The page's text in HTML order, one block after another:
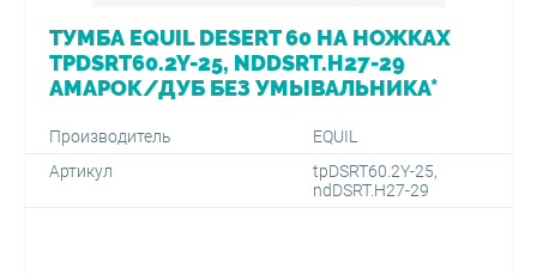
ТУМБА EQUIL DESERT 60 НА НОЖКАХ
TPDSRT60.2Y-25, NDDSRT.H27-29
АМАРОК/ДУБ БЕЗ УМЫВАЛЬНИКА*
Производитель
EQUIL
Артикул
tpDSRT60.2Y-25,
ndDSRT.H27-29